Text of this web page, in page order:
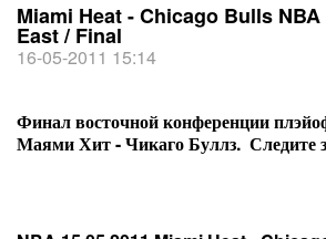
Miami Heat - Chicago Bulls
East / Final
16-05-2011 15:14
Финал восточной конференции
Маями Хит - Чикаго Буллз. Следите